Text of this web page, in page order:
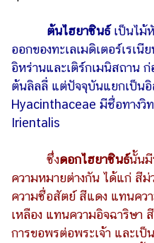
ราคา
ทอง
ราคา
น้ำมัน
ไร
ตี้
แต่งงาน
ต้นไฮยาซินธ์เป็นไม้
ออกของทะเลเมดิเตอร์เรเนี
อิหร่านและเติร์กเมนิสถาน
ต้นลิลลี่ แต่ปัจจุบันแยกเป็นอิ
Hyacinthaceae มีชื่อทางวิ
Irientalis
ซึ่งดอกไฮยาซินธ์นั้นมี
ความหมายต่างกัน ได้แก่ สีม่
ความซื่อสัตย์สีแดง แทนคว
เหลือง แทนความอิจฉาริษา
การขอพรต่อพระเจ้า และเ